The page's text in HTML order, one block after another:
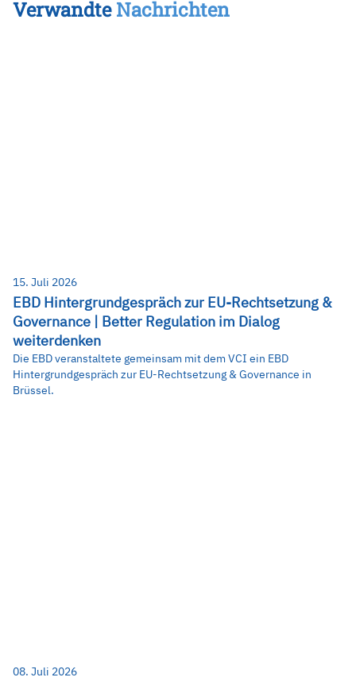
VerwandteNachrichten
15. Juli 2026
EBD Hintergrundgespräch zur EU-Rechtsetzung &
Governance | Better Regulation im Dialog
weiterdenken
Die EBD veranstaltete gemeinsam mit dem VCI ein EBD
Hintergrundgespräch zur EU-Rechtsetzung & Governance in
Brüssel.
08. Juli 2026